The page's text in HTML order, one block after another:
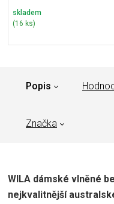
skladem
(16 ks)
Popis
Značka
WILA dámské vlněné
nejkvalitnější